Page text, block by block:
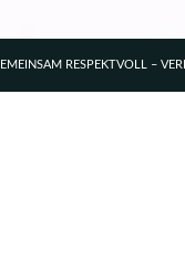
RESPEKTVOLL –